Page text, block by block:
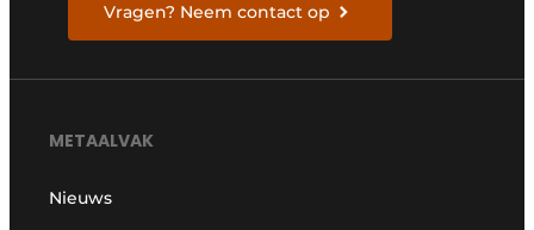
Vragen? Neem contact op
METAALVAK
Nieuws